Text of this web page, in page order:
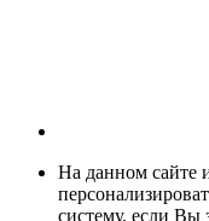
На данном сайте
систему, если Вы